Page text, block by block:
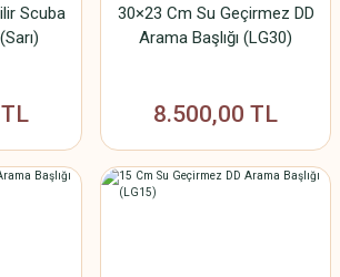
Scuba
30×23 Cm Su Geçirmez DD
Arama Başlığı (LG30)
8.500,00 TL